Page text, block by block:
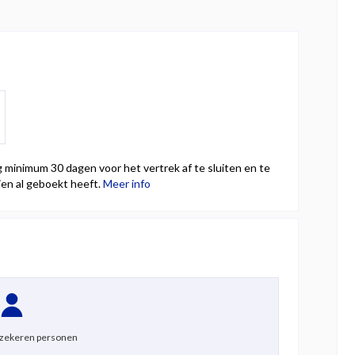
minimum 30 dagen voor het vertrek af te sluiten en te
al geboekt heeft.Meer info
personen